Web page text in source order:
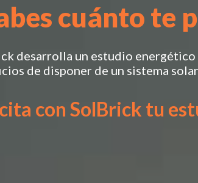
cuánto te
desarrolla un estudio
de disponer de un sistema
con SolBrick tu